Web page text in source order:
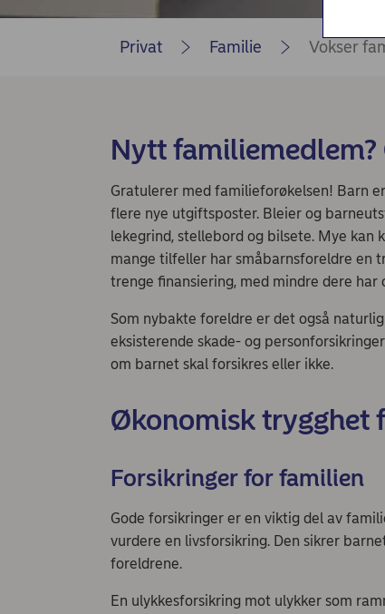
Persondialogen - Nordea Liv
Privat Familie Vokser
Nytt familiemedlem?
Gratulerer med familieforøkelsen! Barn
flere nye utgiftsposter. Bleier og
lekegrind, stellebord og bilsete. Mye kan
mange tilfeller har småbarnsforeldre en
trenge finansiering, med mindre dere har
Som nybakte foreldre er det også
eksisterende skade- og
om barnet skal forsikres eller ikke.
Økonomisk trygghet
Forsikringer for familien
Gode forsikringer er en viktig del av
vurdere en livsforsikring. Den sikrer
foreldrene.
En ulykkesforsikring mot ulykker som